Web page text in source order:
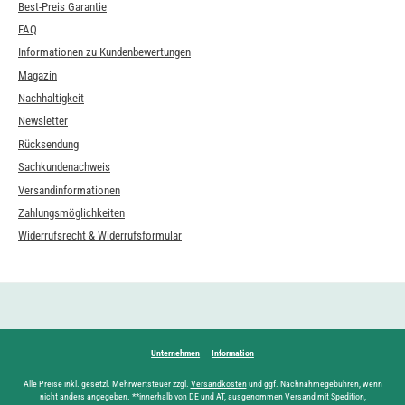
Best-Preis Garantie
FAQ
Informationen zu Kundenbewertungen
Magazin
Nachhaltigkeit
Newsletter
Rücksendung
Sachkundenachweis
Versandinformationen
Zahlungsmöglichkeiten
Widerrufsrecht & Widerrufsformular
Unternehmen Information
Alle Preise inkl. gesetzl. Mehrwertsteuer zzgl. Versandkostenund ggf. Nachnahmegebühren, wenn
nicht anders angegeben. **innerhalb von DE und AT, ausgenommen Versand mit Spedition,